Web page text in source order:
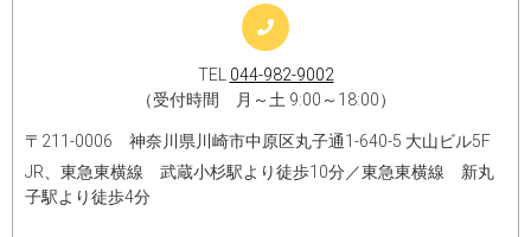
TEL 044-982-9002
（受付時間 月～土 9:00～18:00）
〒211-0006 神奈川県川崎市中原区丸子通1-640-5 大山ビル5F
JR、東急東横線 武蔵小杉駅より徒歩10分／東急東横線 新丸
子駅より徒歩4分